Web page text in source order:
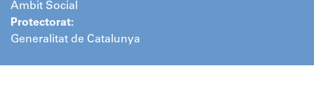
Àmbit Social
Protectorat:
Generalitat de Catalunya